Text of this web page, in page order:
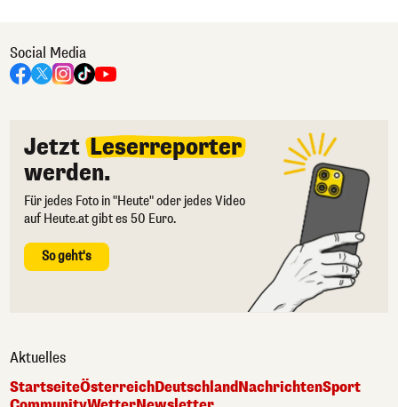
Social Media
Jetzt Leserreporter
werden.
Für jedes Foto in "Heute" oder jedes Video
auf Heute.at gibt es 50 Euro.
So geht's
Aktuelles
StartseiteÖsterreichDeutschlandNachrichtenSport